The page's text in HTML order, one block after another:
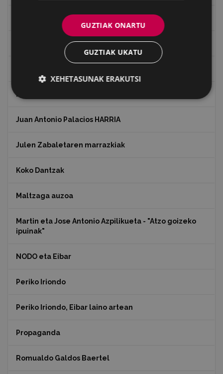
Ignacio Zuloaga (1870-2020)
Indalecio Ojanguren, Gipuzkoako Foru Aldundia
Juan Antonio Palacios HARRIA
Julen Zabaletaren marrazkiak
Koko Dantzak
Maltzaga auzoa
Martin eta Jose Antonio Azpilikueta - "Atzo goizeko
ipuinak"
NODO eta Eibar
Periko Iriondo
Periko Iriondo, Eibar laino artean
Propaganda
Romualdo Galdos Baertel
GUZTIAK ONARTU
GUZTIAK UKATU
XEHETASUNAK ERAKUTSI